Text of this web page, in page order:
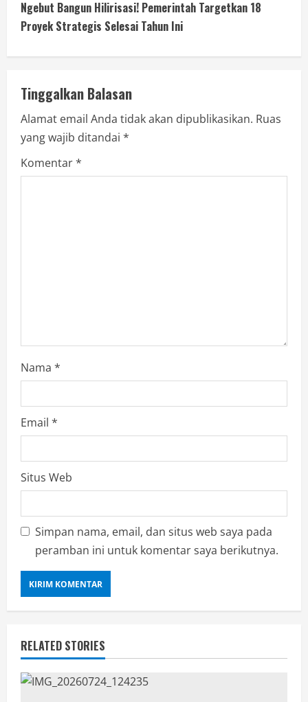
Ngebut Bangun Hilirisasi! Pemerintah Targetkan 18
Proyek Strategis Selesai Tahun Ini
Tinggalkan Balasan
Alamat email Anda tidak akan dipublikasikan. Ruas
yang wajib ditandai *
Komentar*
Nama *
Email *
Situs Web
Simpan nama, email, dan situs web saya pada
peramban ini untuk komentar saya berikutnya.
RELATED STORIES